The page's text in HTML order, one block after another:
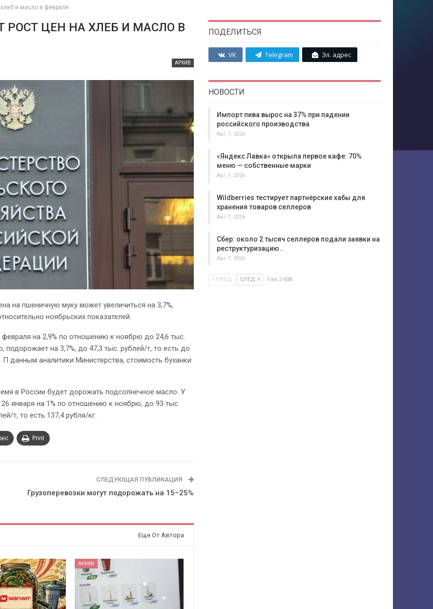
хлеб и масло в феврале
РОСТ ЦЕН НА ХЛЕБ И МАСЛО В
АРХИВ
на пшеничную муку может увеличиться на 3,7%,
ноябрьских показателей.
на 2,9% по отношению к ноябрю до 24,6 тыс.
подорожает на 3,7%, до 47,3 тыс. рублей/т, то есть до
П данным аналитики Министерства, стоимость буханки
в России будет дорожать подсолнечное масло. У
января на 1% по отношению к ноябрю, до 93 тыс.
т, то есть 137,4 рубля/кг.
Print
СЛЕДУЮЩАЯ ПУБЛИКАЦИЯ
Грузоперевозки могут подорожать на 15–25%
Еще От Автора
АРХИВ
ПОДЕЛИТЬСЯ
VK Telegram Эл. адрес
НОВОСТИ
Импорт пива вырос на 37% при падении
российского производства
Авг 7, 2026
«Яндекс Лавка» открыла первое кафе: 70%
меню — собственные марки
Авг 7, 2026
Wildberries тестирует партнёрские хабы для
хранения товаров селлеров
Авг 7, 2026
Сбер: около 2 тысяч селлеров подали заявки на
реструктуризацию…
Авг 7, 2026
ПРЕД СЛЕД 1 из 2 608